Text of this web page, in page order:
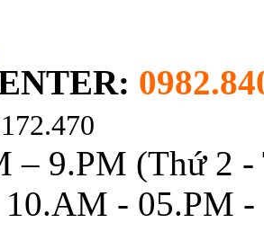
– 9.PM (Thứ 2 -
- 05.PM -